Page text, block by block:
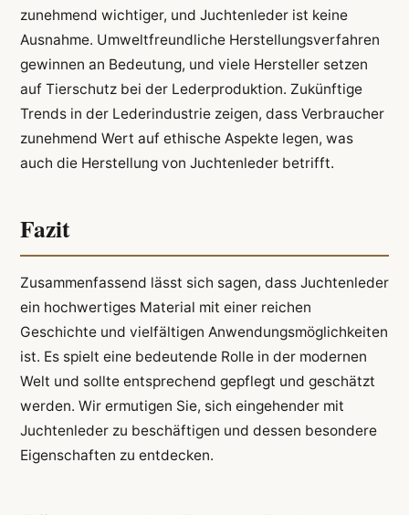
zunehmend wichtiger, und Juchtenleder ist keine
Ausnahme. Umweltfreundliche Herstellungsverfahren
gewinnen an Bedeutung, und viele Hersteller setzen
auf Tierschutz bei der Lederproduktion. Zukünftige
Trends in der Lederindustrie zeigen, dass Verbraucher
zunehmend Wert auf ethische Aspekte legen, was
auch die Herstellung von Juchtenleder betrifft.
Fazit
Zusammenfassend lässt sich sagen, dass Juchtenleder
ein hochwertiges Material mit einer reichen
Geschichte und vielfältigen Anwendungsmöglichkeiten
ist. Es spielt eine bedeutende Rolle in der modernen
Welt und sollte entsprechend gepflegt und geschätzt
werden. Wir ermutigen Sie, sich eingehender mit
Juchtenleder zu beschäftigen und dessen besondere
Eigenschaften zu entdecken.